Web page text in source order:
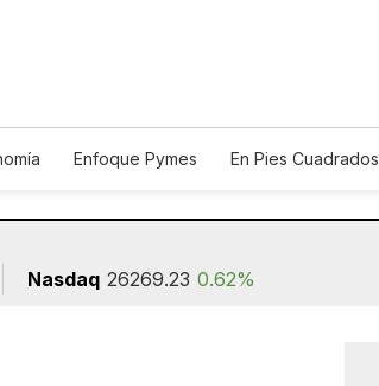
Enfoque Pymes En Pies Cuadrados
Nasdaq 26269.23 0.62%